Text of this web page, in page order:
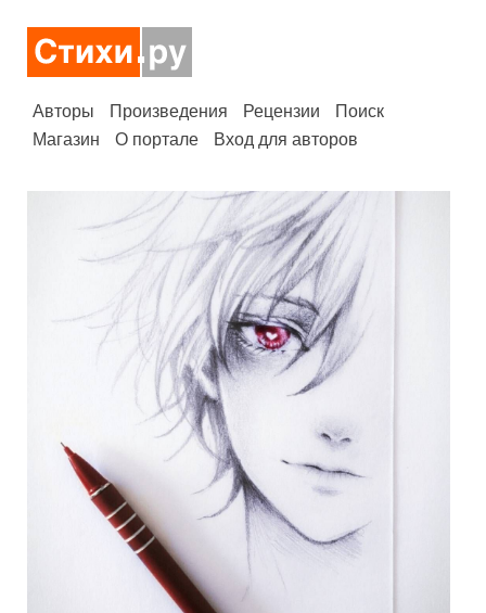
Авторы Произведения Рецензии
Поиск
Магазин
О портале Вход для авторов